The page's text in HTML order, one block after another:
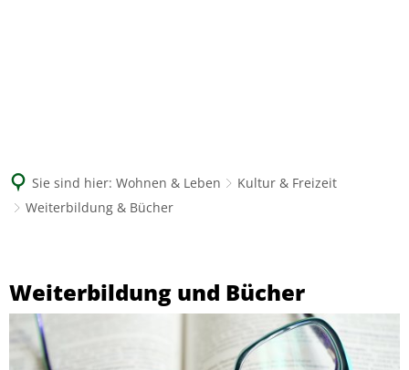
Sie sind hier: Wohnen & Leben
Kultur & Freizeit
Weiterbildung & Bücher
&
Bücher
Weiterbildung und Bücher